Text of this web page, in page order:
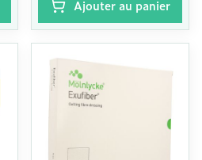
Ajouter au panier